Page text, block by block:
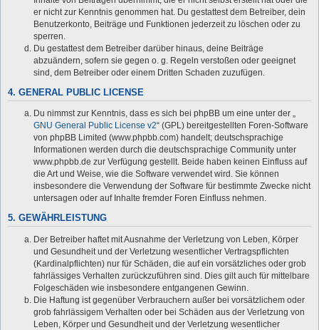
er nicht zur Kenntnis genommen hat. Du gestattest dem Betreiber, dein
Benutzerkonto, Beiträge und Funktionen jederzeit zu löschen oder zu
sperren.
Du gestattest dem Betreiber darüber hinaus, deine Beiträge
abzuändern, sofern sie gegen o. g. Regeln verstoßen oder geeignet
sind, dem Betreiber oder einem Dritten Schaden zuzufügen.
4. GENERAL PUBLIC LICENSE
Du nimmst zur Kenntnis, dass es sich bei phpBB um eine unter der „
GNU General Public License v2“ (GPL) bereitgestellten Foren-Software
von phpBB Limited (www.phpbb.com) handelt; deutschsprachige
Informationen werden durch die deutschsprachige Community unter
www.phpbb.de zur Verfügung gestellt. Beide haben keinen Einfluss auf
die Art und Weise, wie die Software verwendet wird. Sie können
insbesondere die Verwendung der Software für bestimmte Zwecke nicht
untersagen oder auf Inhalte fremder Foren Einfluss nehmen.
5. GEWÄHRLEISTUNG
Der Betreiber haftet mit Ausnahme der Verletzung von Leben, Körper
und Gesundheit und der Verletzung wesentlicher Vertragspflichten
(Kardinalpflichten) nur für Schäden, die auf ein vorsätzliches oder grob
fahrlässiges Verhalten zurückzuführen sind. Dies gilt auch für mittelbare
Folgeschäden wie insbesondere entgangenen Gewinn.
Die Haftung ist gegenüber Verbrauchern außer bei vorsätzlichem oder
grob fahrlässigem Verhalten oder bei Schäden aus der Verletzung von
Leben, Körper und Gesundheit und der Verletzung wesentlicher